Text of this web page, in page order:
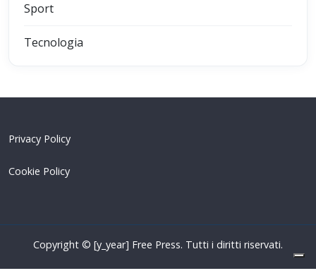
Sport
Tecnologia
Privacy Policy
Cookie Policy
Copyright © [y_year] Free Press. Tutti i diritti riservati.